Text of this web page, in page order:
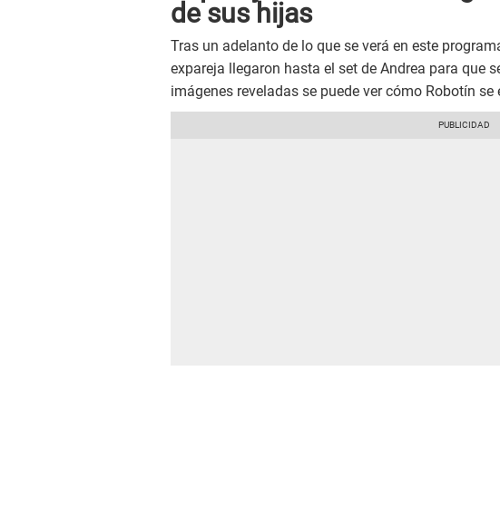
de sus hijas
Tras un adelanto de lo que se verá en este
expareja llegaron hasta el set de Andrea para que
imágenes reveladas se puede ver cómo Robotín